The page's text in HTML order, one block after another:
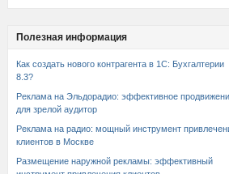
Полезная информация
Как создать нового контрагента в 1С: Бухгалтерии
8.3?
Реклама на Эльдорадио: эффективное
для зрелой аудитор
Реклама на радио: мощный инструмент
клиентов в Москве
Размещение наружной рекламы: эффективный